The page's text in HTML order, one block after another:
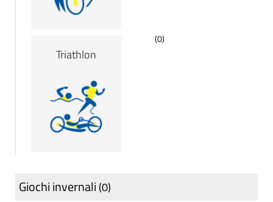
Triathlon
(0)
Giochi invernali (0)